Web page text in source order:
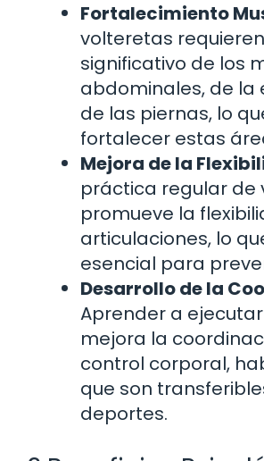
Fortalecimiento
volteretas
significativo de los
abdominales, de la
de las piernas, lo
fortalecer estas
Mejora de la
práctica regular de
promueve la
articulaciones, lo
esencial para
Desarrollo de la
Aprender a
mejora la
control corporal,
que son
deportes.